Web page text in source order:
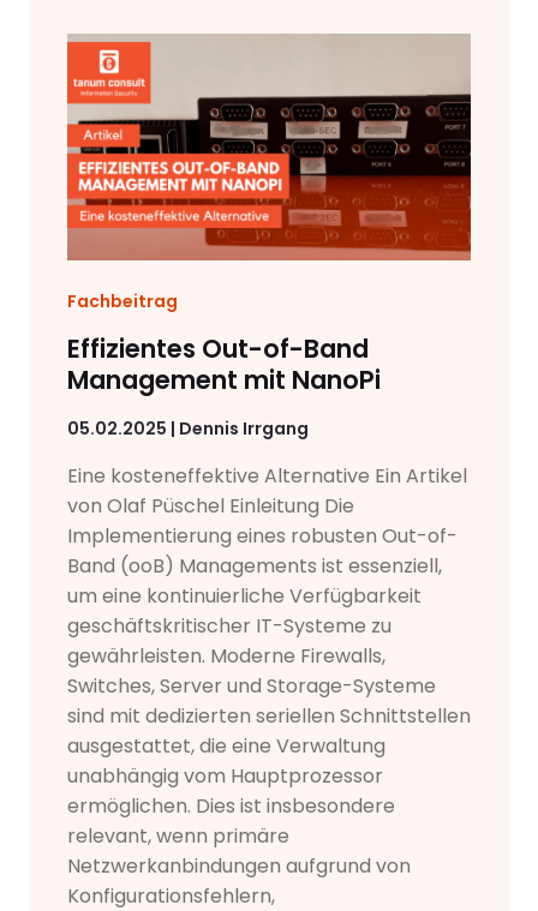
Fachbeitrag
Effizientes Out-of-Band
Management mit NanoPi
05.02.2025 | Dennis Irrgang
Eine kosteneffektive Alternative Ein Artikel
von Olaf Püschel Einleitung Die
Implementierung eines robusten Out-of-
Band (ooB) Managements ist essenziell,
um eine kontinuierliche Verfügbarkeit
geschäftskritischer IT-Systeme zu
gewährleisten. Moderne Firewalls,
Switches, Server und Storage-Systeme
sind mit dedizierten seriellen Schnittstellen
ausgestattet, die eine Verwaltung
unabhängig vom Hauptprozessor
ermöglichen. Dies ist insbesondere
relevant, wenn primäre
Netzwerkanbindungen aufgrund von
Konfigurationsfehlern,